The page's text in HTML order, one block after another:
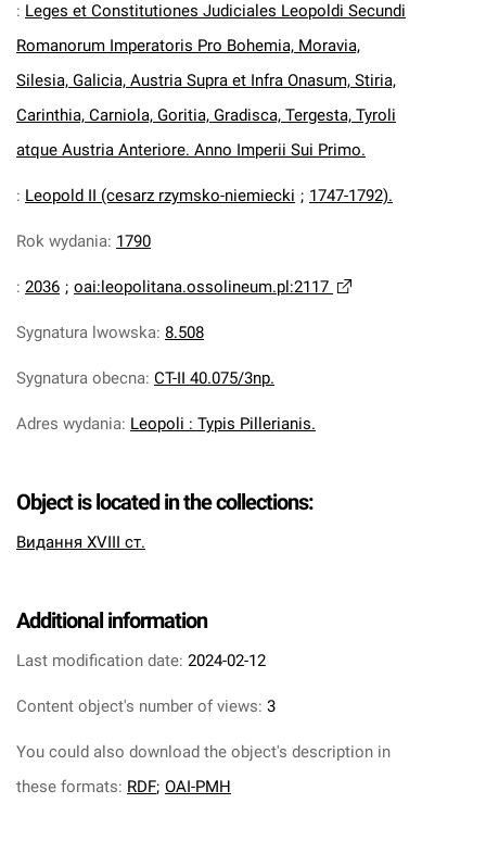
: Leges et Constitutiones Judiciales Leopoldi Secundi
Romanorum Imperatoris Pro Bohemia, Moravia,
Silesia, Galicia, Austria Supra et Infra Onasum, Stiria,
Carinthia, Carniola, Goritia, Gradisca, Tergesta, Tyroli
atque Austria Anteriore. Anno Imperii Sui Primo.
: Leopold II (cesarz rzymsko-niemiecki ; 1747-1792).
Rok wydania: 1790
: 2036 ; oai:leopolitana.ossolineum.pl:2117
Sygnatura lwowska: 8.508
Sygnatura obecna: CT-II 40.075/3np.
Adres wydania: Leopoli : Typis Pillerianis.
Object is located in the collections:
Видання XVIII ст.
Additional information
Last modification date: 2024-02-12
Content object's number of views: 3
You could also download the object's description in
these formats: RDF; OAI-PMH